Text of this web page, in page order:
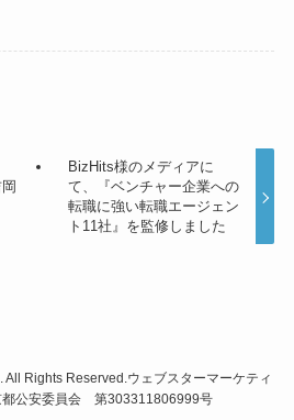
BizHits様のメディアに
て、『ベンチャー企業への
転職に強い転職エージェン
ト11社』を監修しました
Rights Reserved.ウェブスターマーケティ
公安委員会 第303311806999号